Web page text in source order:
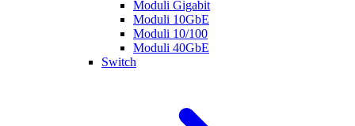
Moduli Gigabit
Moduli 10GbE
Moduli 10/100
Moduli 40GbE
Switch